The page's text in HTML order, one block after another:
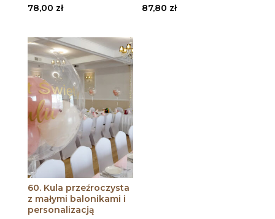
78,00 zł
87,80 zł
60. Kula przeźroczysta
z małymi balonikami i
personalizacją